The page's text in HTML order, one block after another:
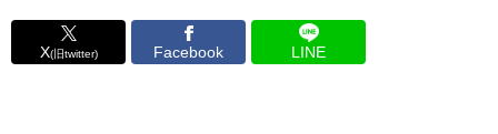
X(旧twitter) Facebook LINE